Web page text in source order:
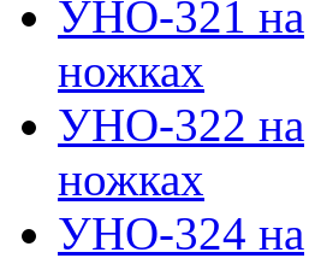
УНО-321 на
ножках
УНО-322 на
ножках
УНО-324 на